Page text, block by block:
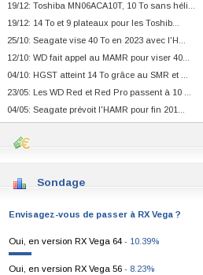
19/12: Toshiba MN06ACA10T, 10 To sans héli...
19/12: 14 To et 9 plateaux pour les Toshib...
25/10: Seagate vise 40 To en 2023 avec l'H...
12/10: WD fait appel au MAMR pour viser 40...
04/10: HGST atteint 14 To grâce au SMR et ...
23/05: Les WD Red et Red Pro passent à 10 ...
04/05: Seagate prévoit l'HAMR pour fin 201...
Sondage
Envisagez-vous de passer à RX Vega ?
Oui, en version RX Vega 64 - 10.39%
Oui, en version RX Vega 56 - 8.23%